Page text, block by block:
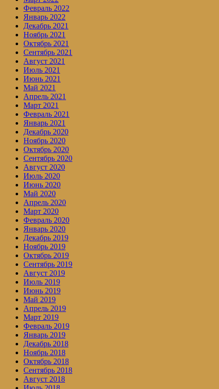
Февраль 2022
Январь 2022
Декабрь 2021
Ноябрь 2021
Октябрь 2021
Сентябрь 2021
Август 2021
Июль 2021
Июнь 2021
Май 2021
Апрель 2021
Март 2021
Февраль 2021
Январь 2021
Декабрь 2020
Ноябрь 2020
Октябрь 2020
Сентябрь 2020
Август 2020
Июль 2020
Июнь 2020
Май 2020
Апрель 2020
Март 2020
Февраль 2020
Январь 2020
Декабрь 2019
Ноябрь 2019
Октябрь 2019
Сентябрь 2019
Август 2019
Июль 2019
Июнь 2019
Май 2019
Апрель 2019
Март 2019
Февраль 2019
Январь 2019
Декабрь 2018
Ноябрь 2018
Октябрь 2018
Сентябрь 2018
Август 2018